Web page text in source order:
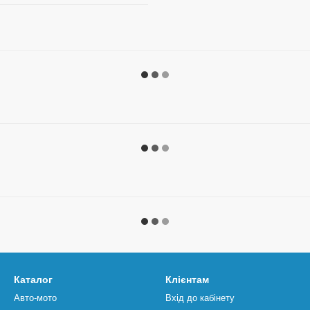
Каталог
Авто-мото
Клієнтам
Вхід до кабінету